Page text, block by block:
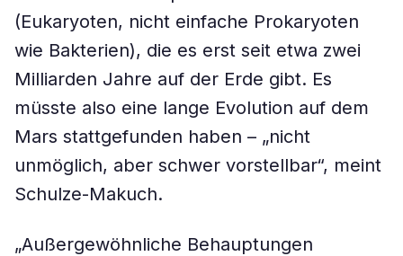
(Eukaryoten, nicht einfache Prokaryoten
wie Bakterien), die es erst seit etwa zwei
Milliarden Jahre auf der Erde gibt. Es
müsste also eine lange Evolution auf dem
Mars stattgefunden haben – „nicht
unmöglich, aber schwer vorstellbar“, meint
Schulze-Makuch.
„Außergewöhnliche Behauptungen